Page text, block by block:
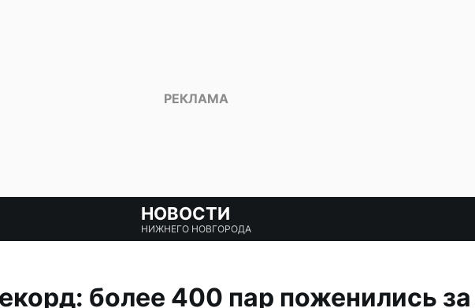
НОВОСТИ
НИЖНЕГО НОВГОРОДА
более 400 пар поженились